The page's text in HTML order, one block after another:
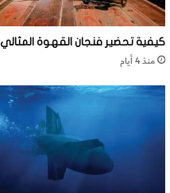
كيفية تحضير فنجان القهوة المثالي
منذ 4 أيام